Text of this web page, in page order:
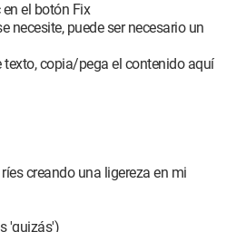
el botón Fix
necesite, puede ser necesario un
texto, copia/pega el contenido aquí
creando una ligereza en mi
'quizás')